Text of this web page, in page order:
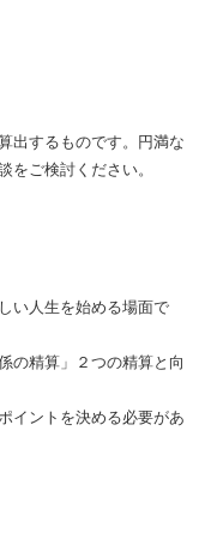
出するものです。円満な
をご検討ください。
い人生を始める場面で
の精算」２つの精算と向
イントを決める必要があ